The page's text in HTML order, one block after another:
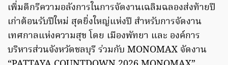
เพิ่มดีกรีความอลังการในการจัดงานเฉลิมฉลองส่งท้ายปี
เก่าต้อนรับปีใหม่ สุดยิ่งใหญ่แห่งปี สำหรับการจัดงาน
เทศกาลแห่งความสุข โดย เมืองพัทยา และ องค์การ
บริหารส่วนจังหวัดชลบุรี ร่วมกับ MONOMAX จัดงาน